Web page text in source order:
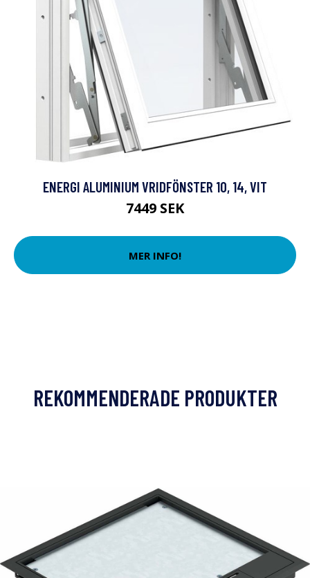
ENERGI ALUMINIUM VRIDFÖNSTER 10, 14, VIT
7449 SEK
MER INFO!
REKOMMENDERADE PRODUKTER